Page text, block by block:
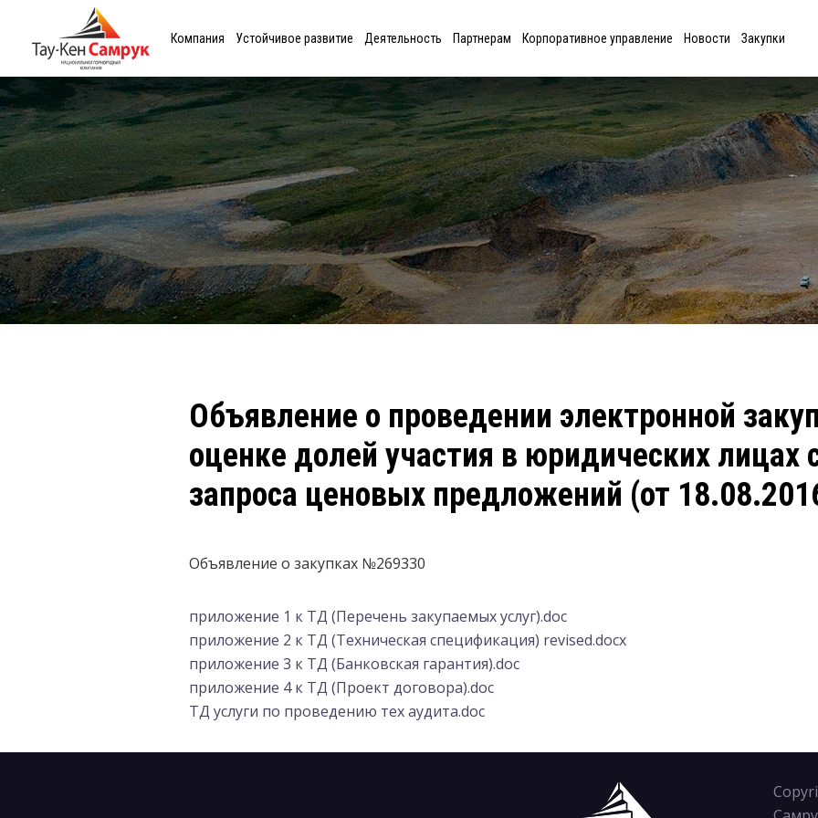
Компания Устойчивое развитие Деятельность Партнерам Корпоративное управление Новости Закупки
Объявление о проведении электронной
оценке долей участия в юридических лицах
запроса ценовых предложений (от
Объявление о закупках №269330
приложение 1 к ТД (Перечень закупаемых услуг).doc
приложение 2 к ТД (Техническая спецификация) revised.docx
приложение 3 к ТД (Банковская гарантия).doc
приложение 4 к ТД (Проект договора).doc
ТД услуги по проведению тех аудита.doc